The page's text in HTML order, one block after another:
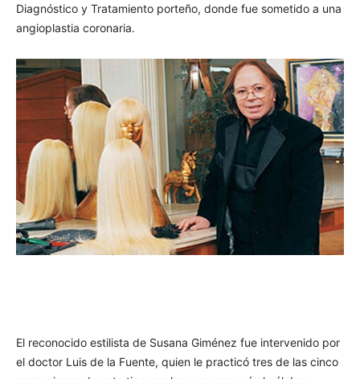
Diagnóstico y Tratamiento porteño, donde fue sometido a una
angioplastia coronaria.
El reconocido estilista de Susana Giménez fue intervenido por
el doctor Luis de la Fuente, quien le practicó tres de las cinco